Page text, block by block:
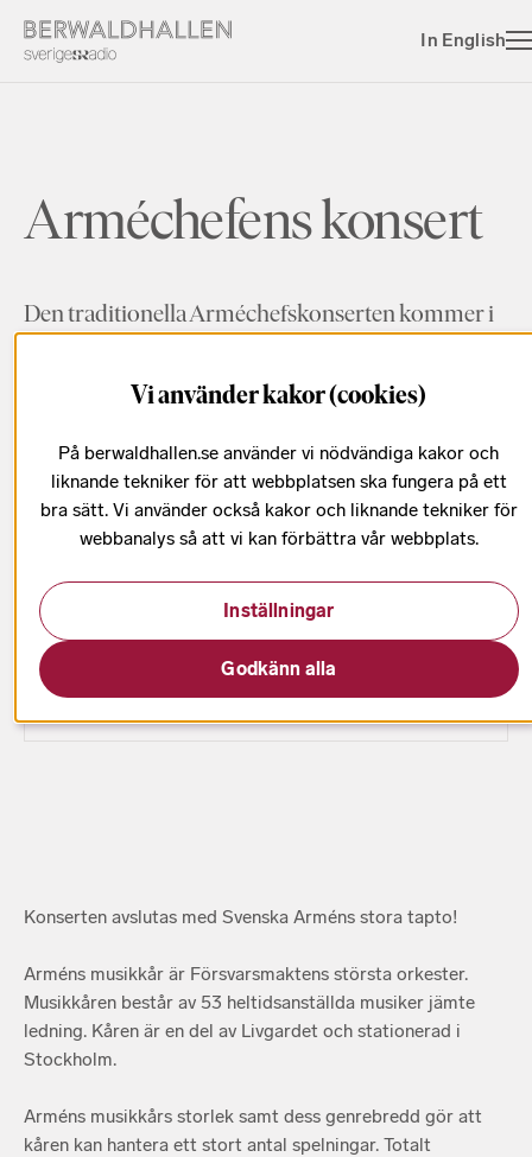
In English
Arméchefens konsert
Den traditionella Arméchefskonserten kommer i
deras 100 års jubileum. Solisten Linda Lampenius
kommer att framföra allt från finsk tango till
Säkkijärvin polka, Stina Rautelin reciterar och
orkestern bjuder på ett blandat program där
naturligtvis Finlandia ingår.
Datum har passerat
Konserten avslutas med Svenska Arméns stora tapto!
Arméns musikkår är Försvarsmaktens största orkester.
Musikkåren består av 53 heltidsanställda musiker jämte
ledning. Kåren är en del av Livgardet och stationerad i
Stockholm.
Arméns musikkårs storlek samt dess genrebredd gör att
kåren kan hantera ett stort antal spelningar. Totalt
Vi använder kakor (cookies)
På berwaldhallen.se använder vi nödvändiga kakor och
liknande tekniker för att webbplatsen ska fungera på ett
bra sätt. Vi använder också kakor och liknande tekniker för
webbanalys så att vi kan förbättra vår webbplats.
Godkänn alla
Inställningar